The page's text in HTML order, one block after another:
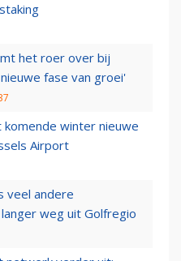
het roer over bij
fase van groei'
komende winter nieuwe
Airport
veel andere
weg uit Golfregio